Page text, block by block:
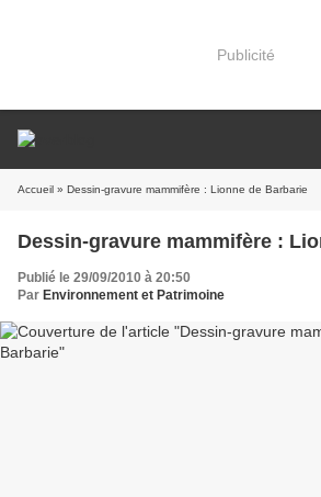
Publicité
Accueil » Dessin-gravure mammifère : Lionne de Barbarie
Dessin-gravure mammifère :
Publié le 29/09/2010 à 20:50
Par Environnement et Patrimoine